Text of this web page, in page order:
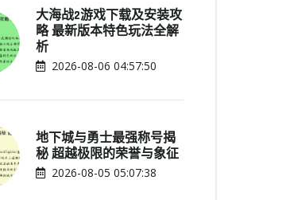
大海战2游戏下载及安装攻
略 最新版本特色玩法全解
析
2026-08-06 04:57:50
地下城与勇士最强称号揭
秘 超越极限的荣誉与象征
2026-08-05 05:07:38